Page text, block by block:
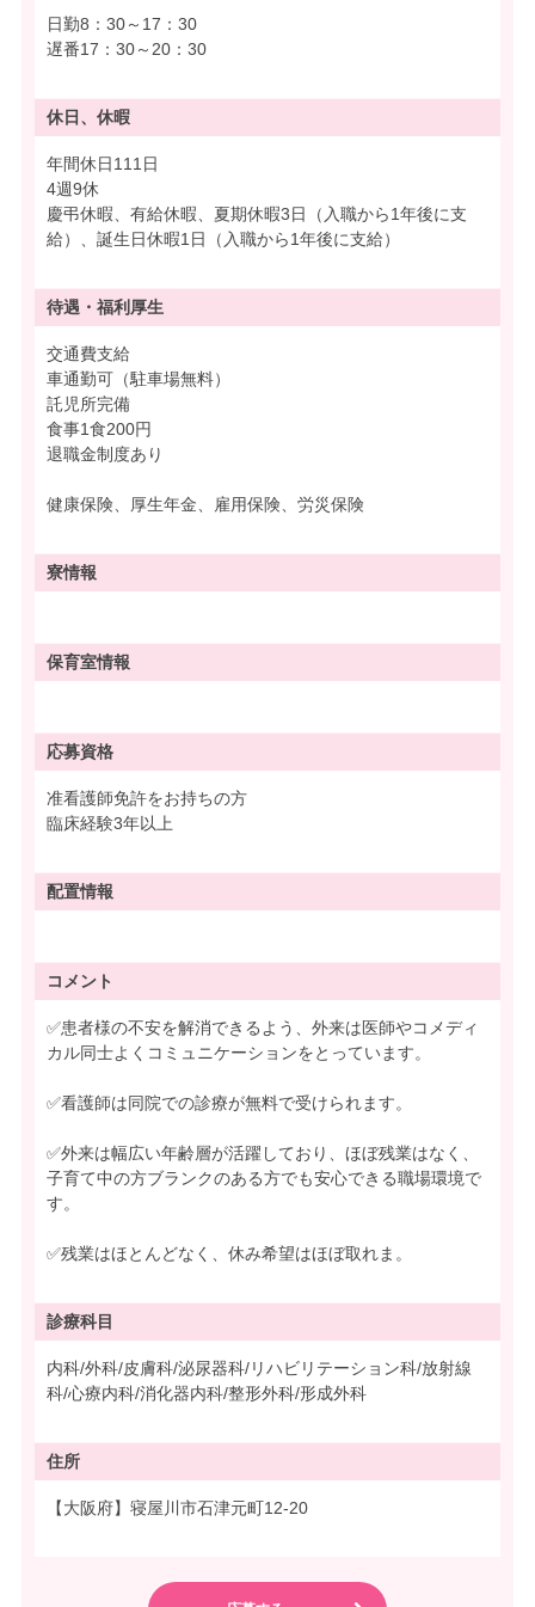
日勤8：30～17：30
遅番17：30～20：30
休日、休暇
年間休日111日
4週9休
慶弔休暇、有給休暇、夏期休暇3日（入職から1年後に支
給）、誕生日休暇1日（入職から1年後に支給）
待遇・ 福利厚生
交通費支給
車通勤可（駐車場無料）
託児所完備
食事1食200円
退職金制度あり
健康保険、厚生年金、雇用保険、労災保険
寮情報
保育室情報
応募資格
准看護師免許をお持ちの方
臨床経験3年以上
配置情報
コメント
✅患者様の不安を解消できるよう、外来は医師やコメディ
カル同士よくコミュニケーションをとっています。
✅看護師は同院での診療が無料で受けられます。
✅外来は幅広い年齢層が活躍しており、ほぼ残業はなく、
子育て中の方ブランクのある方でも安心できる職場環境で
す。
✅残業はほとんどなく、休み希望はほぼ取れま。
診療科目
内科/外科/皮膚科/泌尿器科/リハビリテーション科/放射線
科/心療内科/消化器内科/整形外科/形成外科
住所
【大阪府】寝屋川市石津元町12-20